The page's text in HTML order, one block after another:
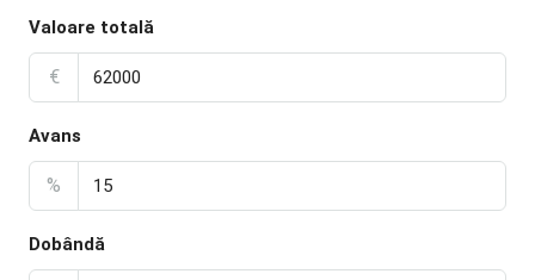
Valoare totală
€
Avans
%
Dobândă